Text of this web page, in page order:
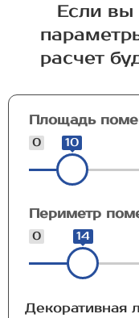
Если вы
расчет
Площадь
0 10
Периметр
0 14
Декоративная